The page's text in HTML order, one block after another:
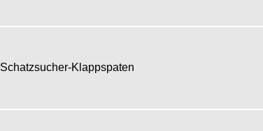
Schatzsucher-Klappspaten